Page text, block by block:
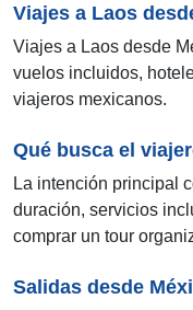
Viajes a Laos
Viajes a Laos desde
vuelos incluidos,
viajeros mexicanos.
Qué busca el
La intención principal
duración, servicios
comprar un tour
Salidas desde